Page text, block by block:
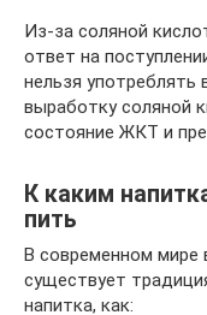
Из-за соляной
ответ на
нельзя употреблять
выработку соляной
состояние ЖКТ и
К каким
пить
В современном мире
существует
напитка, как: